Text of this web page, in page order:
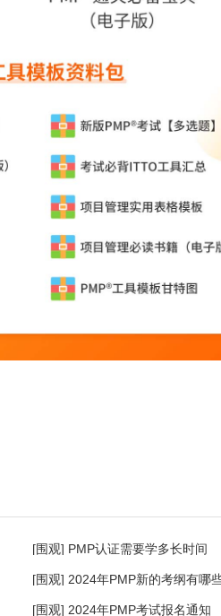
[围观] PMP认证需要学多长时间
[围观] 2024年PMP新的考纲有哪
[围观] 2024年PMP考试报名通知